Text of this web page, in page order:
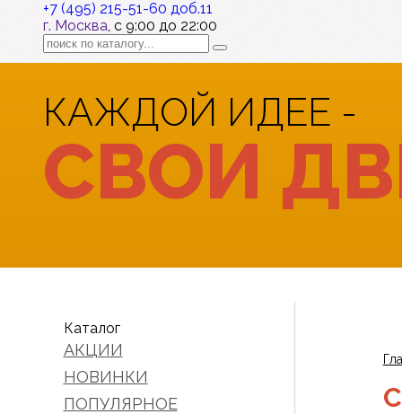
+7 (495) 215-51-60 доб.11
г. Москва, с 9:00 до 22:00
КАЖДОЙ ИДЕЕ -
СВОИ
Каталог
АКЦИИ
НОВИНКИ
ПОПУЛЯРНОЕ